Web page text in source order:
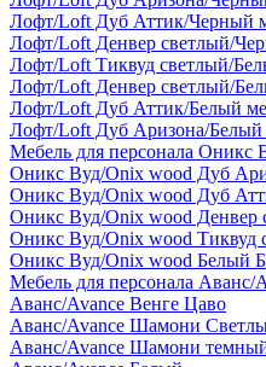
Лофт/Loft Дуб Аттик/Черный
Лофт/Loft Денвер светлый/
Лофт/Loft Тиквуд светлый/
Лофт/Loft Денвер светлый/
Лофт/Loft Дуб Аттик/Белый
Лофт/Loft Дуб Аризона/Белый
Мебель для персонала Оникс
Оникс Вуд/Onix wood Дуб
Оникс Вуд/Onix wood Дуб
Оникс Вуд/Onix wood Денвер
Оникс Вуд/Onix wood Тиквуд
Оникс Вуд/Onix wood Белый
Мебель для персонала Аванс/
Аванс/Avance Венге Цаво
Аванс/Avance Шамони
Аванс/Avance Шамони